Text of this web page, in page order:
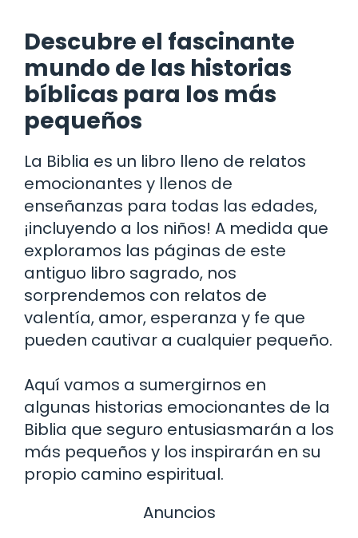
Descubre el fascinante
mundo de las historias
bíblicas para los más
pequeños
La Biblia es un libro lleno de relatos
emocionantes y llenos de
enseñanzas para todas las edades,
¡incluyendo a los niños! A medida que
exploramos las páginas de este
antiguo libro sagrado, nos
sorprendemos con relatos de
valentía, amor, esperanza y fe que
pueden cautivar a cualquier pequeño.
Aquí vamos a sumergirnos en
algunas historias emocionantes de la
Biblia que seguro entusiasmarán a los
más pequeños y los inspirarán en su
propio camino espiritual.
Anuncios